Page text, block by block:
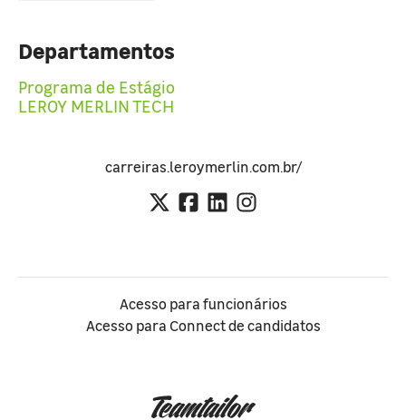
Departamentos
Programa de Estágio
LEROY MERLIN TECH
carreiras.leroymerlin.com.br/
Acesso para funcionários
Acesso para Connect de candidatos